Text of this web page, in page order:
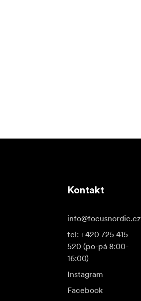
Kontakt
info@focusnordic.cz
tel: +420 725 415
520 (po-pá 8:00-
16:00)
Instagram
Facebook